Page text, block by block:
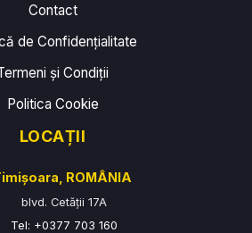
Contact
de Confidențialitate
și Condiții
Politica Cookie
LOCAȚII
ROMÂNIA
blvd. Cetății 17A
Tel: +0377 703 160